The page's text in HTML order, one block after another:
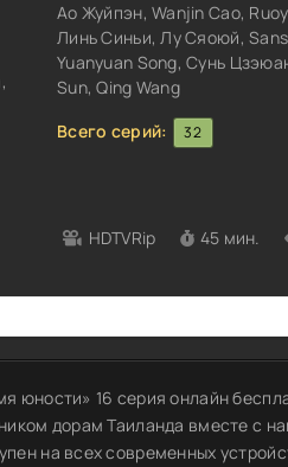
HDTVRip 45 мин.
Ао Жуйпэн, Wanjin Cao,
Линь Синьи, Лу Сяоюй,
Yuanyuan Song, Сунь
Sun, Qing Wang
Всего серий:
32
юности» 16 серия онлайн
дорам Таиланда вместе с
на всех современных